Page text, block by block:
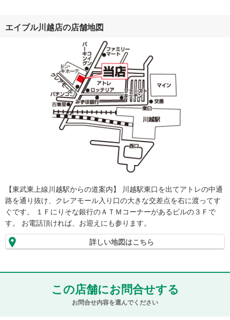
エイブル川越店の店舗地図
【東武東上線川越駅からの道案内】 川越駅東口を出てアトレの中通
路を通り抜け、クレアモール入り口の大きな交差点を右に渡ってす
ぐです。 １Ｆにりそな銀行のＡＴＭコーナーがあるビルの３Ｆで
す。 お電話頂ければ、お迎えにも参ります。
詳しい地図はこちら
この店舗にお問合せする
お問合せ内容を選んでください